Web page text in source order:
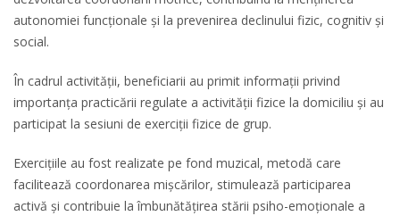
autonomiei funcționale și la prevenirea declinului fizic, cognitiv și
social.
În cadrul activității, beneficiarii au primit informații privind
importanța practicării regulate a activității fizice la domiciliu și au
participat la sesiuni de exerciții fizice de grup.
Exercițiile au fost realizate pe fond muzical, metodă care
facilitează coordonarea mișcărilor, stimulează participarea
activă și contribuie la îmbunătățirea stării psiho-emoționale a